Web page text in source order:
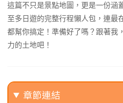
這篇不只是景點地圖，更是一份涵
至多日遊的完整行程懶人包，連最
都幫你搞定！準備好了嗎？跟著我
力的土地吧！
章節連結